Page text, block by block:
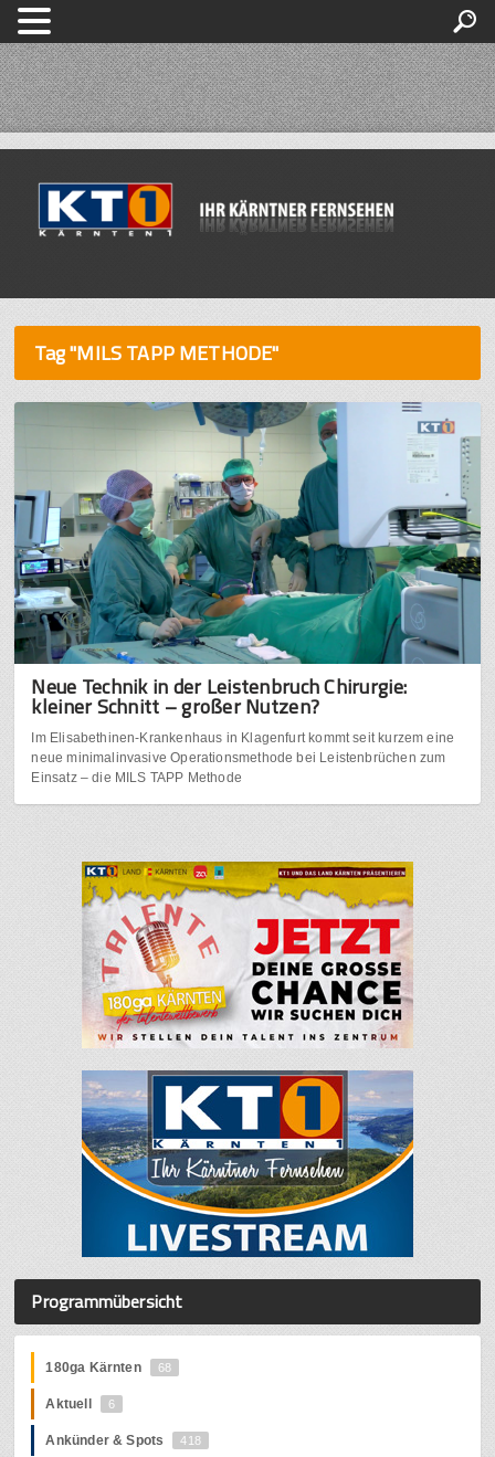
Tag "MILS TAPP METHODE"
Neue Technik in der Leistenbruch Chirurgie:
kleiner Schnitt – großer Nutzen?
Im Elisabethinen-Krankenhaus in Klagenfurt kommt seit kurzem eine
neue minimalinvasive Operationsmethode bei Leistenbrüchen zum
Einsatz – die MILS TAPP Methode
Programmübersicht
180ga Kärnten 68
Aktuell 6
Ankünder & Spots 418